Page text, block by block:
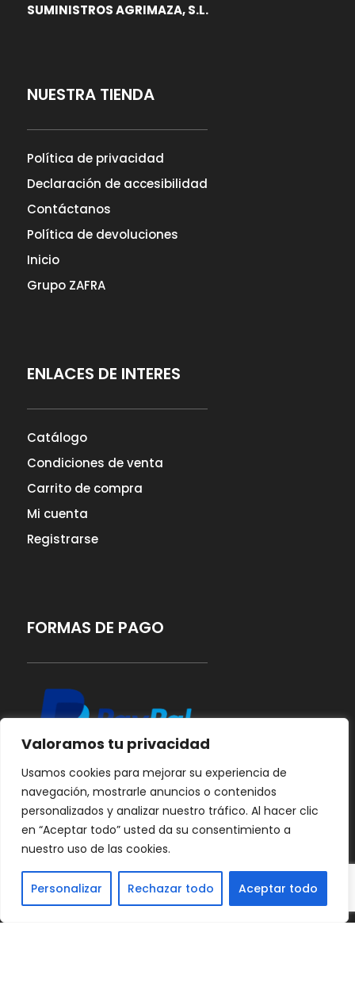
Valoramos tu privacidad
Usamos cookies para mejorar su experiencia de
navegación, mostrarle anuncios o contenidos
personalizados y analizar nuestro tráfico. Al hacer clic
en “Aceptar todo” usted da su consentimiento a
nuestro uso de las cookies.
Personalizar Rechazar todo Aceptar todo
SUMINISTROS AGRIMAZA, S.L.
NUESTRA TIENDA
Política de privacidad
Declaración de accesibilidad
Contáctanos
Política de devoluciones
Inicio
Grupo ZAFRA
ENLACES DE INTERES
Catálogo
Condiciones de venta
Carrito de compra
Mi cuenta
Registrarse
FORMAS DE PAGO